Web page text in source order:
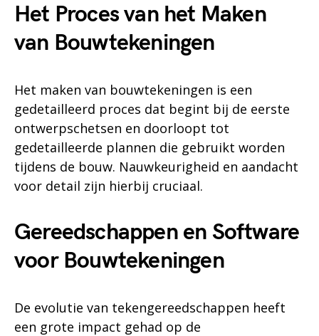
Het Proces van het Maken
van Bouwtekeningen
Het maken van bouwtekeningen is een
gedetailleerd proces dat begint bij de eerste
ontwerpschetsen en doorloopt tot
gedetailleerde plannen die gebruikt worden
tijdens de bouw. Nauwkeurigheid en aandacht
voor detail zijn hierbij cruciaal.
Gereedschappen en Software
voor Bouwtekeningen
De evolutie van tekengereedschappen heeft
een grote impact gehad op de